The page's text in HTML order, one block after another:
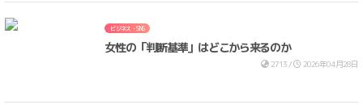
ビジネス・SNS
女性の「判断基準」はどこから来るのか
2713 / 2026年04月28日